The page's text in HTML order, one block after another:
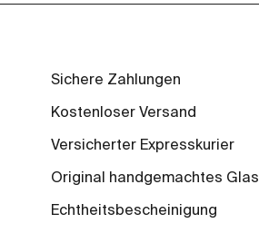
Sichere Zahlungen
Kostenloser Versand
Versicherter Expresskurier
Original handgemachtes Glas
Echtheitsbescheinigung